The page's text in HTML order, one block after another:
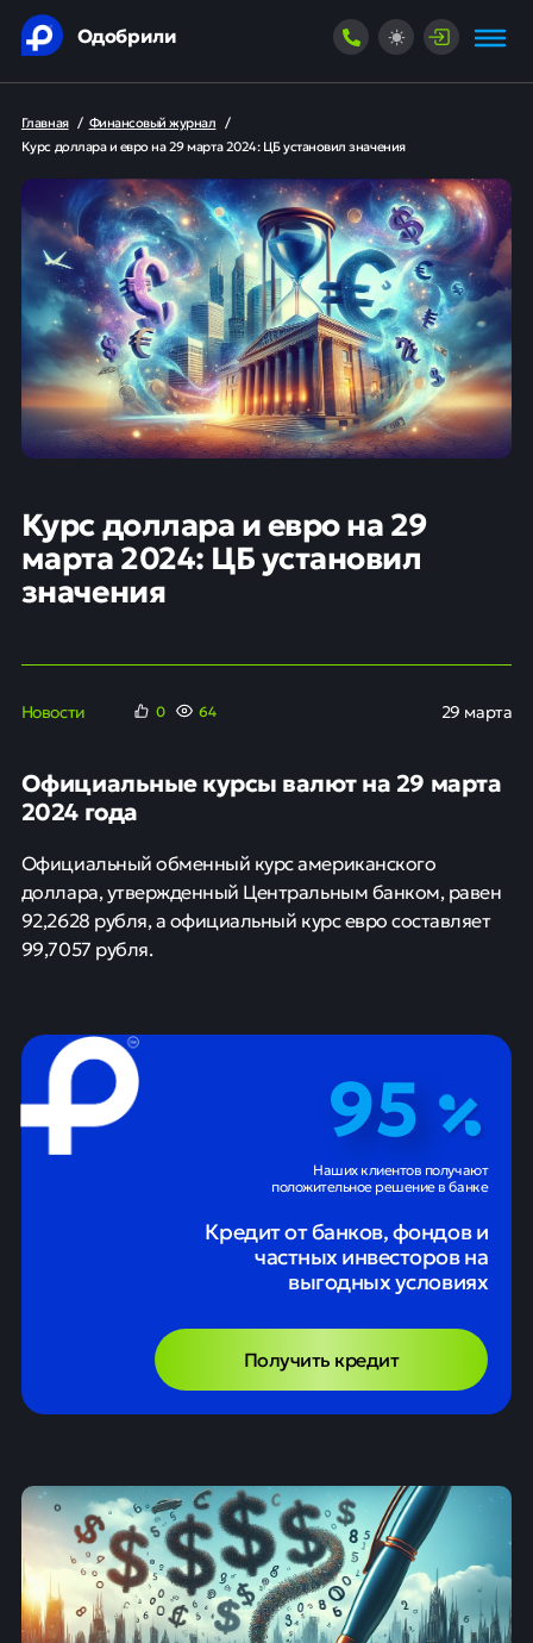
Одобрили
Главная / Финансовый журнал /
Курс доллара и евро на 29 марта 2024: ЦБ установил значения
Курс доллара и евро на 29
марта 2024: ЦБ установил
значения
Новости 0 64 29 марта
Официальные курсы валют на 29 марта
2024 года
Официальный обменный курс американского
доллара, утвержденный Центральным банком, равен
92,2628 рубля, а официальный курс евро составляет
99,7057 рубля.
95
Наших клиентов получают
положительное решение в банке
Кредит от банков, фондов и
частных инвесторов на
выгодных условиях
Получить кредит